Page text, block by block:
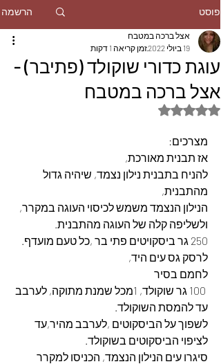
פוסט הרשמה
עוגת כדורי שוקולד (פתיבר) -
אצל ברכה במטבח
אצל ברכה במטבח
19 ביולי 2022
זמן קריאה 1 דקות
דירוג של NaN מתוך 5 כוכבים
מצרכים:
אז תבנית מאורכת,
להניח בתבנית נילון נצמד, שיהיה גדול
מהתבנית,
הנילון הנצמד משמש לכיסוי העוגה במקרר,
ולשליפה קלה של העוגה מהתבנית.
250 גר ביסקויטים פתי בר ,כל טעם מועדף.
לרסק גס עים היד,
לחמם בסיר
100 גר שוקולד, 1מכל שמנת מתוקה, לערבב
עד להמסת השוקולד.
לשפוך על הביסקוטים ,לערבב מהיר,עד
לציפוי הביסקוטים בשוקולד.
סיגרו עים הנילון הנצמד, הכניסו למקרר